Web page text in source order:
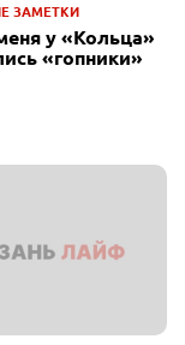
ЗАМЕТКИ
у «Кольца»
«гопники»